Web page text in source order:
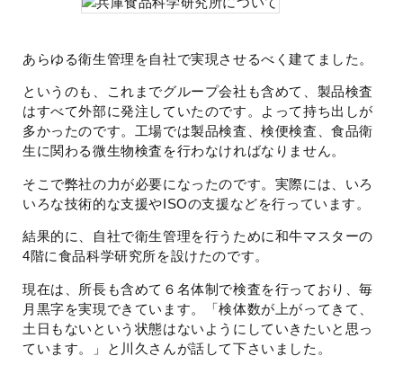
あらゆる衛生管理を自社で実現させるべく建てました。
というのも、これまでグループ会社も含めて、製品検査
はすべて外部に発注していたのです。よって持ち出しが
多かったのです。工場では製品検査、検便検査、食品衛
生に関わる微生物検査を行わなければなりません。
そこで弊社の力が必要になったのです。実際には、いろ
いろな技術的な支援やISOの支援などを行っています。
結果的に、自社で衛生管理を行うために和牛マスターの
4階に食品科学研究所を設けたのです。
現在は、所長も含めて６名体制で検査を行っており、毎
月黒字を実現できています。「検体数が上がってきて、
土日もないという状態はないようにしていきたいと思っ
ています。」と川久さんが話して下さいました。